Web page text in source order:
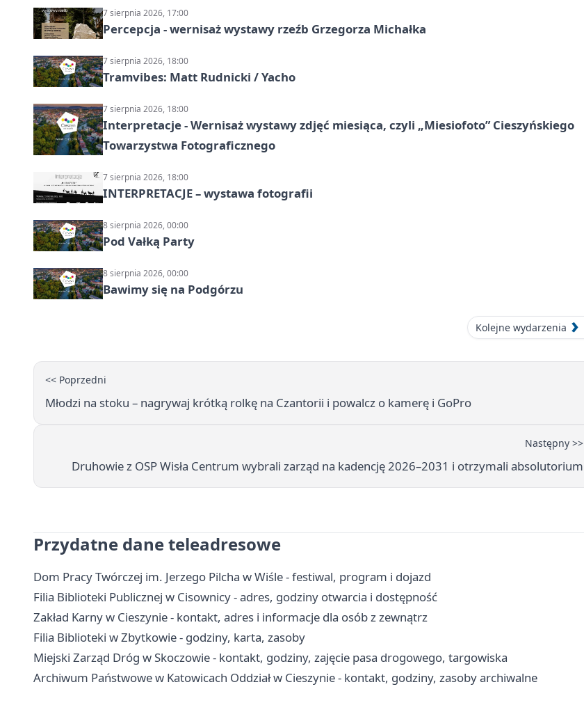
7 sierpnia 2026, 17:00
Percepcja - wernisaż wystawy rzeźb Grzegorza Michałka
7 sierpnia 2026, 18:00
Tramvibes: Matt Rudnicki / Yacho
7 sierpnia 2026, 18:00
Interpretacje - Wernisaż wystawy zdjęć miesiąca, czyli „Miesiofoto” Cieszyńskiego
Towarzystwa Fotograficznego
7 sierpnia 2026, 18:00
INTERPRETACJE – wystawa fotografii
8 sierpnia 2026, 00:00
Pod Vałką Party
8 sierpnia 2026, 00:00
Bawimy się na Podgórzu
Kolejne wydarzenia
<< Poprzedni
Młodzi na stoku – nagrywaj krótką rolkę na Czantorii i powalcz o kamerę i GoPro
Następny >>
Druhowie z OSP Wisła Centrum wybrali zarząd na kadencję 2026–2031 i otrzymali absolutorium
Przydatne dane teleadresowe
Dom Pracy Twórczej im. Jerzego Pilcha w Wiśle - festiwal, program i dojazd
Filia Biblioteki Publicznej w Cisownicy - adres, godziny otwarcia i dostępność
Zakład Karny w Cieszynie - kontakt, adres i informacje dla osób z zewnątrz
Filia Biblioteki w Zbytkowie - godziny, karta, zasoby
Miejski Zarząd Dróg w Skoczowie - kontakt, godziny, zajęcie pasa drogowego, targowiska
Archiwum Państwowe w Katowicach Oddział w Cieszynie - kontakt, godziny, zasoby archiwalne